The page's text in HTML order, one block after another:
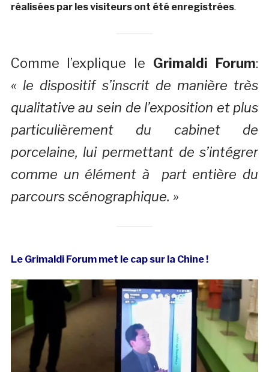
réalisées par les visiteurs ont été enregistrées.
Comme l’explique le Grimaldi Forum:
« le dispositif s’inscrit de manière très
qualitative au sein de l’exposition et plus
particulièrement du cabinet de
porcelaine, lui permettant de s’intégrer
comme un élément à part entière du
parcours scénographique. »
Le Grimaldi Forum met le cap sur la Chine !